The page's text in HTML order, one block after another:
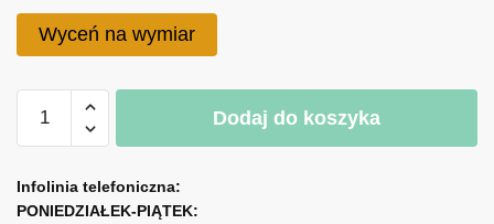
Wyceń na wymiar
Plakat
Aspidistra
wyniosła
Dodaj do koszyka
l
t
Infolinia telefoniczna:
PONIEDZIAŁEK-PIĄTEK: